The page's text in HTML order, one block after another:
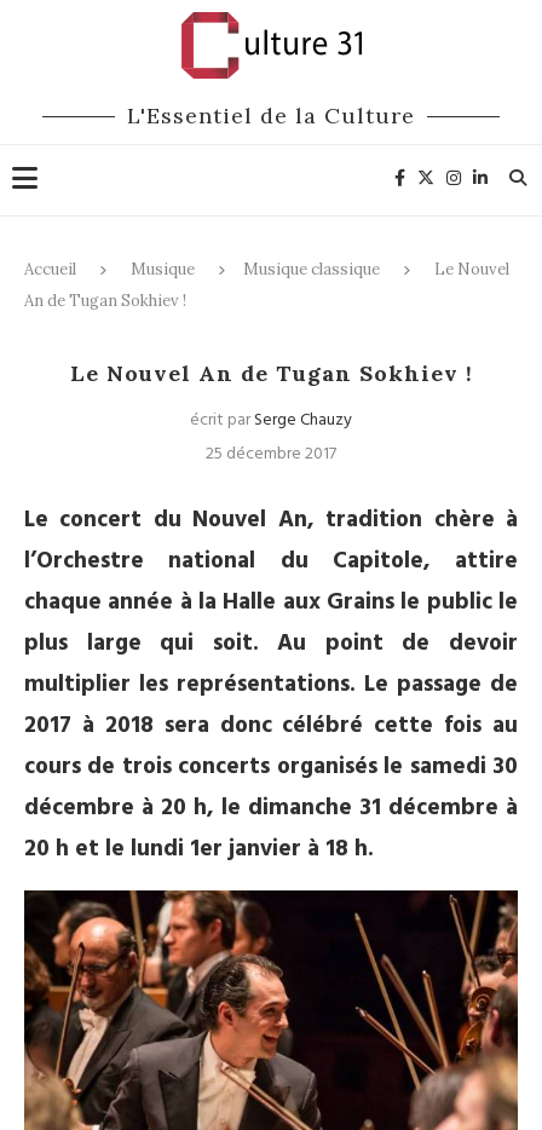
L'Essentiel de la Culture
Accueil Musique Musique classique
Le Nouvel
An de Tugan Sokhiev !
Le Nouvel An de Tugan Sokhiev !
écrit parSerge Chauzy
25 décembre 2017
Le concert du Nouvel An, tradition chère à
l’Orchestre national du Capitole, attire
chaque année à la Halle aux Grains le public le
plus large qui soit. Au point de devoir
multiplier les représentations. Le passage de
2017 à 2018 sera donc célébré cette fois au
cours de trois concerts organisés le samedi 30
décembre à 20 h, le dimanche 31 décembre à
20 h et le lundi 1er janvier à 18 h.